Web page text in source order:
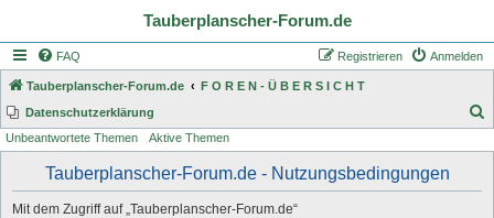
Tauberplanscher-Forum.de
FAQ Anmelden
Registrieren
Tauberplanscher-Forum.de
F O R E N - Ü B E R S I C H T
Datenschutzerklärung
Unbeantwortete Themen Aktive Themen
Tauberplanscher-Forum.de - Nutzungsbedingungen
Mit dem Zugriff auf „Tauberplanscher-Forum.de“